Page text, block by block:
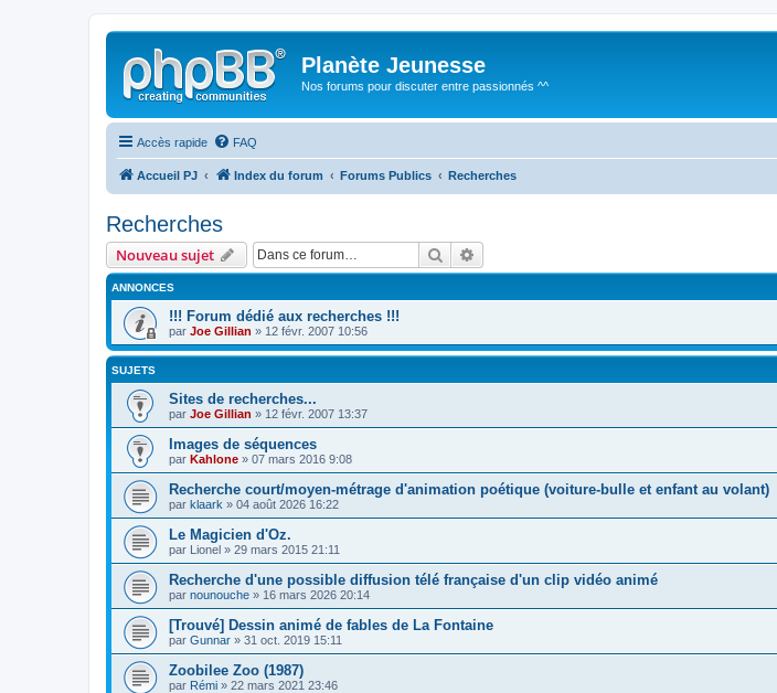
Planète Jeunesse
Nos forums pour discuter entre passionnés ^^
Accès rapide FAQ
Accueil PJ Index du forum Forums Publics Recherches
Recherches
Nouveau sujet Rechercher
ANNONCES
!!! Forum dédié aux recherches !!!
par Joe Gillian » 12 févr. 2007 10:56
SUJETS
Sites de recherches...
par Joe Gillian » 12 févr. 2007 13:37
Images de séquences
par Kahlone » 07 mars 2016 9:08
Recherche court/moyen-métrage d'animation poétique (voiture-bulle et enfant au volant)
par klaark » 04 août 2026 16:22
Le Magicien d'Oz.
par Lionel » 29 mars 2015 21:11
Recherche d'une possible diffusion télé française d'un clip vidéo animé
par nounouche » 16 mars 2026 20:14
[Trouvé] Dessin animé de fables de La Fontaine
par Gunnar » 31 oct. 2019 15:11
Zoobilee Zoo (1987)
par Rémi » 22 mars 2021 23:46